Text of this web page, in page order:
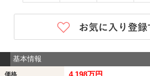
基本情報
価格 4,198万円